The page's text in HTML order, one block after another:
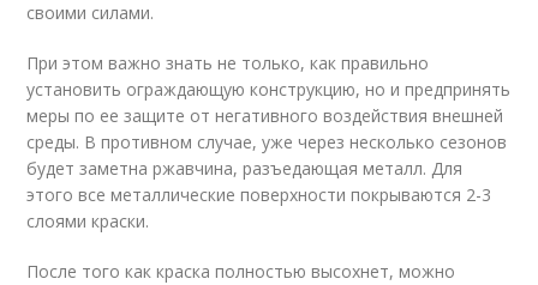
своими силами.
При этом важно знать не только, как правильно
установить ограждающую конструкцию, но и предпринять
меры по ее защите от негативного воздействия внешней
среды. В противном случае, уже через несколько сезонов
будет заметна ржавчина, разъедающая металл. Для
этого все металлические поверхности покрываются 2-3
слоями краски.
После того как краска полностью высохнет, можно